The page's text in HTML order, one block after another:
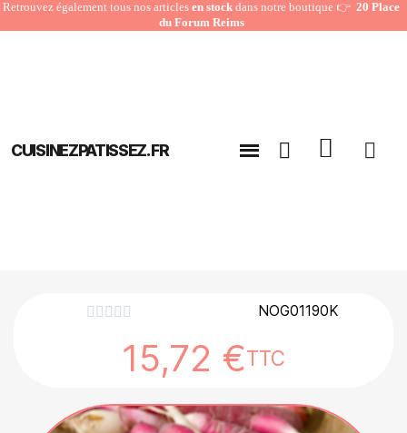
Retrouvez également tous nos articles en stock dans notre boutique 👉20 Place
du Forum Reims
CUISINEZPATISSEZ.FR
     NOG01190K
15,72 €TTC